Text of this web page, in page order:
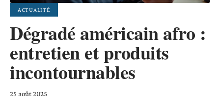
ACTUALITÉ
Dégradé américain afro :
entretien et produits
incontournables
25 août 2025